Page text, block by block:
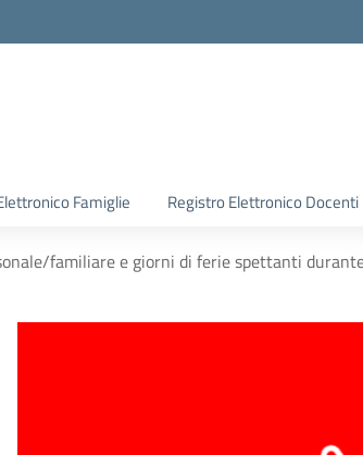
Famiglie Registro Elettronico Docenti
familiare e giorni di ferie spettanti